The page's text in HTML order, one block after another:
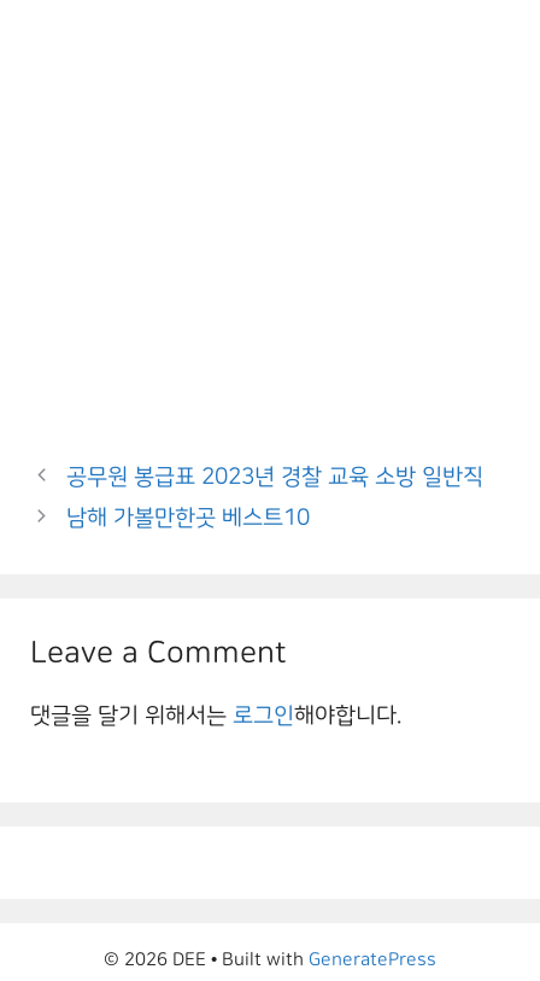
공무원 봉급표 2023년 경찰 교육 소방 일반직
남해 가볼만한곳 베스트10
Leave a Comment
댓글을 달기 위해서는 로그인해야합니다.
© 2026 DEE • Built with GeneratePress